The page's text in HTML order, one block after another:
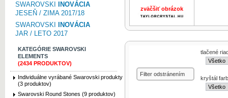
SWAROVSKI
INOVÁCIA
JESEŇ / ZIMA 2017/18
SWAROVSKI
INOVÁCIA
JAR / LETO 2017
KATEGÓRIE SWAROVSKI
ELEMENTS
(2434 PRODUKTOV)
Individuálne vyrábané Swarovski produkty
(3 produktov)
Swarovski Round Stones (9 produktov)
zväčšiť obrázok
zväčšiť obrázok
Filter odstránením
tlačené
kryštál